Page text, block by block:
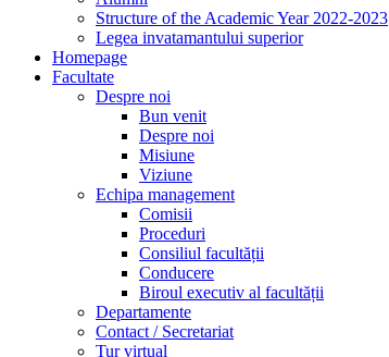
Structure of the Academic Year 2022-2023
Legea invatamantului superior
Homepage
Facultate
Despre noi
Bun venit
Despre noi
Misiune
Viziune
Echipa management
Comisii
Proceduri
Consiliul facultății
Conducere
Biroul executiv al facultății
Departamente
Contact / Secretariat
Tur virtual